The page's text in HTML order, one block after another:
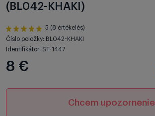
(BL042-KHAKI)
5 (8 értékelés)
Číslo položky: BL042-KHAKI
Identifikátor: ST-1447
8 €
Chcem upozornenie